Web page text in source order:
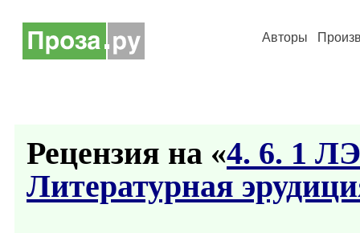
Авторы
Рецензия на «4. 6. 1
Литературная